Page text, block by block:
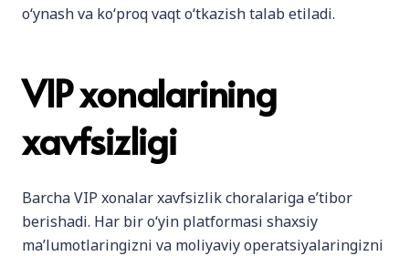
o‘ynash va ko‘proq vaqt o‘tkazish talab etiladi.
VIP xonalarining
xavfsizligi
Barcha VIP xonalar xavfsizlik choralariga e’tibor
berishadi. Har bir o‘yin platformasi shaxsiy
ma’lumotlaringizni va moliyaviy operatsiyalaringizni